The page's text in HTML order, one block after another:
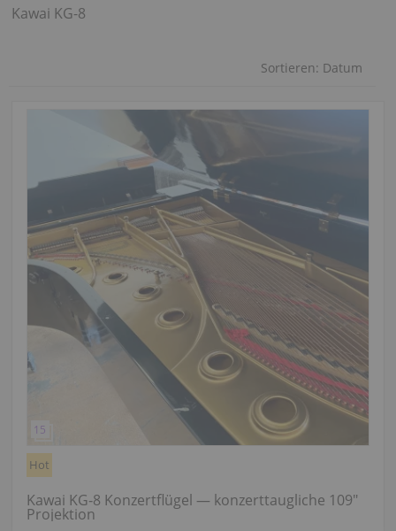
Kawai KG-8
Sortieren: Datum
Hot
Kawai KG‑8 Konzertflügel — konzerttaugliche 109"
Projektion